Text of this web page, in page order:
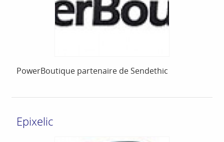
PowerBoutique partenaire de Sendethic
Epixelic